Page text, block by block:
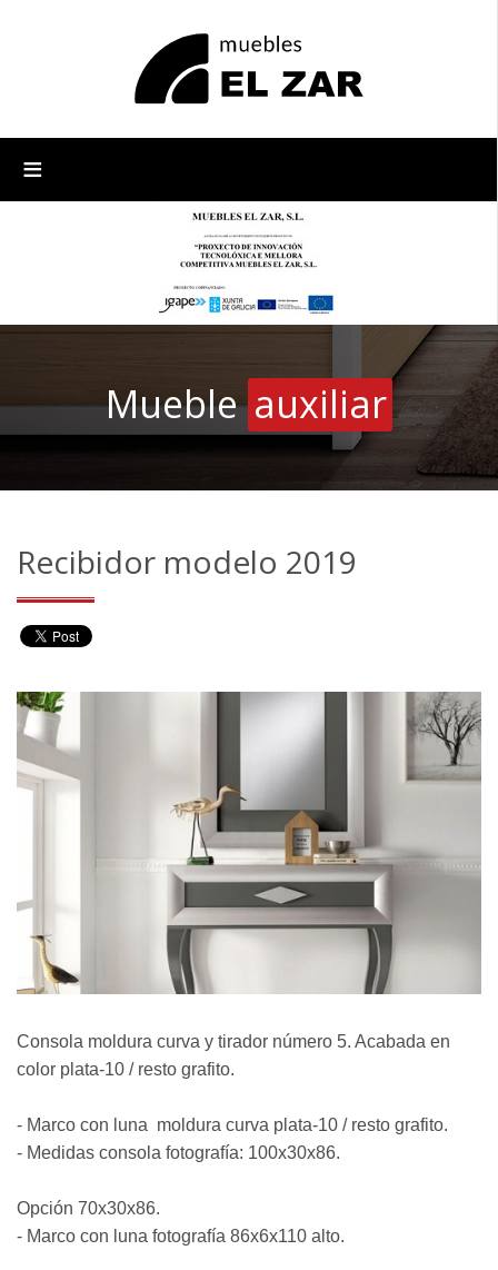
≡
Muebleauxiliar
Recibidor modelo 2019
Consola moldura curva y tirador número 5. Acabada en
color plata-10 / resto grafito.
- Marco con luna moldura curva plata-10 / resto grafito.
- Medidas consola fotografía: 100x30x86.
Opción 70x30x86.
- Marco con luna fotografía 86x6x110 alto.